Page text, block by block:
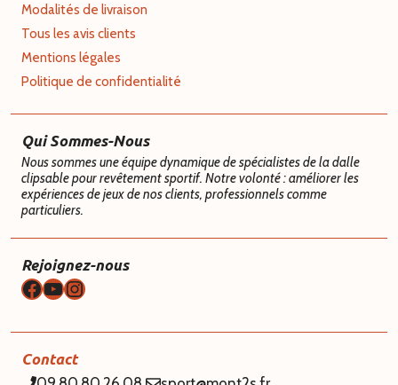
Modalités de livraison
Tous les avis clients
Mentions légales
Politique de confidentialité
Qui Sommes-Nous
Nous sommes une équipe dynamique de spécialistes de la dalle
clipsable pour revêtement sportif. Notre volonté : améliorer les
expériences de jeux de nos clients, professionnels comme
particuliers.
Rejoignez-nous
Facebook
YouTube
Instagram
Contact